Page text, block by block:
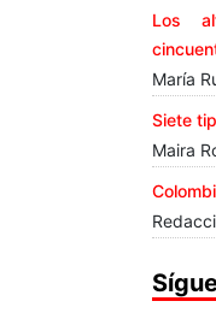
Los
María
Siete
Maira